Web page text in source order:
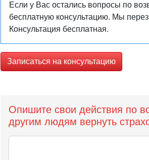
Если у Вас остались вопросы по
бесплатную консультацию. Мы
Консультация бесплатная.
Записаться на консультацию
Опишите свои действия по
другим людям вернуть